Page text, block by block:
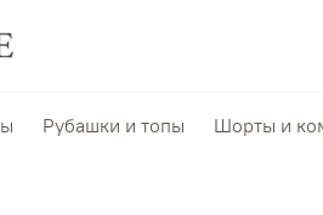
Рубашки и топы Шорты и